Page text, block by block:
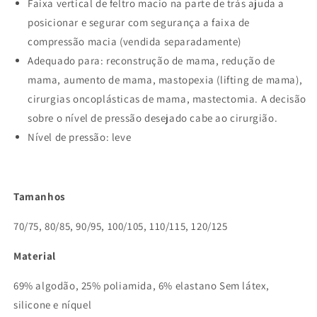
Faixa vertical de feltro macio na parte de trás ajuda a
posicionar e segurar com segurança a faixa de
compressão macia (vendida separadamente)
Adequado para: reconstrução de mama, redução de
mama, aumento de mama, mastopexia (lifting de mama),
cirurgias oncoplásticas de mama, mastectomia. A decisão
sobre o nível de pressão desejado cabe ao cirurgião.
Nível de pressão: leve
Tamanhos
70/75, 80/85, 90/95, 100/105, 110/115, 120/125
Material
69% algodão, 25% poliamida, 6% elastano Sem látex,
silicone e níquel